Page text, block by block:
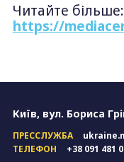
Читайте більше:
https://
Київ, вул. Бориса
ПРЕССЛУЖБА
ТЕЛЕФОН
+38 091 481